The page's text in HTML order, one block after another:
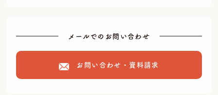
メールでのお問い合わせ
お問い合わせ・資料請求